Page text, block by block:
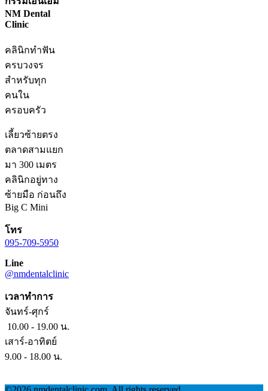
NM Dental
Clinic
คลินิกทำฟัน
ครบวงจร
สำหรับทุก
คนใน
ครอบครัว
เลี้ยวซ้ายตรง
ตลาดสามแยก
มา 300 เมตร
คลินิกอยู่ทาง
ซ้ายมือ ก่อนถึง
Big C Mini
โทร
095-709-5950
Line
@nmdentalclinic
เวลาทำการ
จันทร์-ศุกร์
10.00 - 19.00 น.
เสาร์-อาทิตย์
9.00 - 18.00 น.